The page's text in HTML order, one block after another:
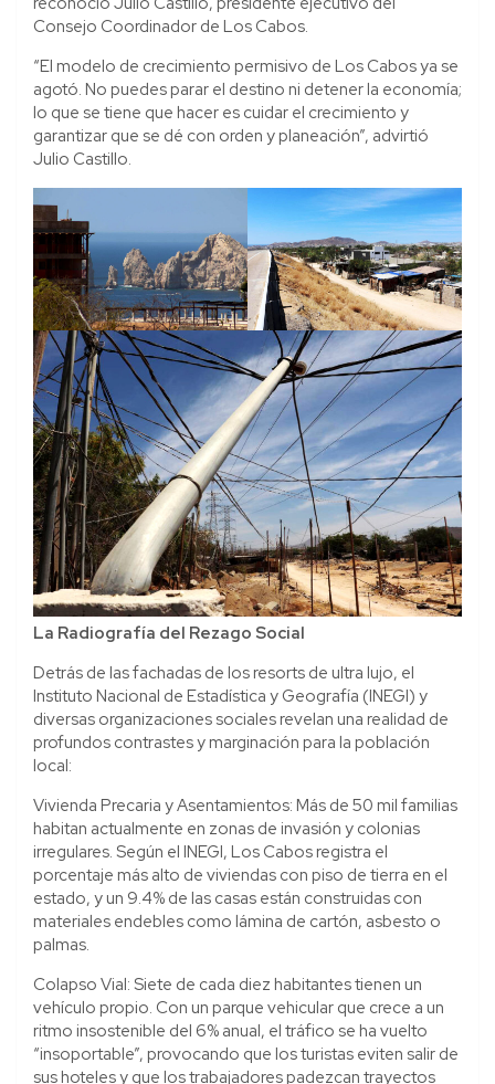
Consejo Coordinador de Los Cabos.
“El modelo de crecimiento permisivo de Los Cabos ya se
agotó. No puedes parar el destino ni detener la economía;
lo que se tiene que hacer es cuidar el crecimiento y
garantizar que se dé con orden y planeación”, advirtió
Julio Castillo.
La Radiografía del Rezago Social
Detrás de las fachadas de los resorts de ultra lujo, el
Instituto Nacional de Estadística y Geografía (INEGI) y
diversas organizaciones sociales revelan una realidad de
profundos contrastes y marginación para la población
local:
Vivienda Precaria y Asentamientos: Más de 50 mil familias
habitan actualmente en zonas de invasión y colonias
irregulares. Según el INEGI, Los Cabos registra el
porcentaje más alto de viviendas con piso de tierra en el
estado, y un 9.4% de las casas están construidas con
materiales endebles como lámina de cartón, asbesto o
palmas.
Colapso Vial: Siete de cada diez habitantes tienen un
vehículo propio. Con un parque vehicular que crece a un
ritmo insostenible del 6% anual, el tráfico se ha vuelto
“insoportable”, provocando que los turistas eviten salir de
sus hoteles y que los trabajadores padezcan trayectos